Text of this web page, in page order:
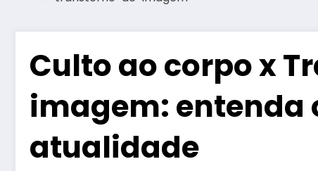
Culto ao corpo x
imagem: entenda
atualidade